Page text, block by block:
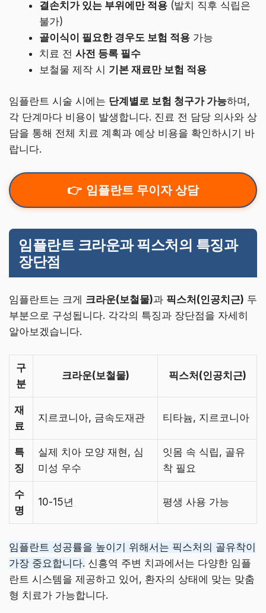
결손치가 있는 부위에만 적용 (발치 직후 식립은
불가)
골이식이 필요한 경우도 보험 적용 가능
치료 전 사전 등록 필수
보철물 제작 시 기본 재료만 보험 적용
임플란트 시술 시에는 단계별로 보험 청구가 가능하며,
각 단계마다 비용이 발생합니다. 진료 전 담당 의사와 상
담을 통해 전체 치료 계획과 예상 비용을 확인하시기 바
랍니다.
임플란트 무이자 상담
임플란트 크라운과 픽스처의 특징과
장단점
임플란트는 크게 크라운(보철물)과 픽스처(인공치근) 두
부분으로 구성됩니다. 각각의 특징과 장단점을 자세히
알아보겠습니다.
구
분
크라운(보철물) 픽스처(인공치근)
재
료
지르코니아, 금속도재관 티타늄, 지르코니아
특
징
실제 치아 모양 재현, 심
미성 우수
잇몸 속 식립, 골유
착 필요
수
명
10-15년 평생 사용 가능
임플란트 성공률을 높이기 위해서는 픽스처의 골유착이
가장 중요합니다. 신흥역 주변 치과에서는 다양한 임플
란트 시스템을 제공하고 있어, 환자의 상태에 맞는 맞춤
형 치료가 가능합니다.